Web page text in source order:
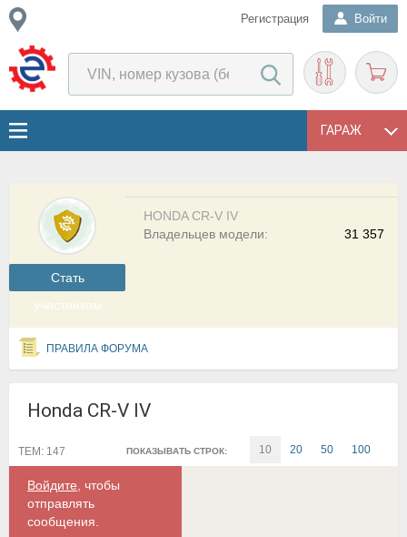
Регистрация Войти
ГАРАЖ
Cтать
участником
HONDA CR-V IV
31 357
Владельцев модели:
ПРАВИЛА ФОРУМА
Honda CR-V IV
ПОКАЗЫВАТЬ СТРОК: 10 20 50 100
ТЕМ: 147
Войдите , чтобы
отправлять
сообщения.